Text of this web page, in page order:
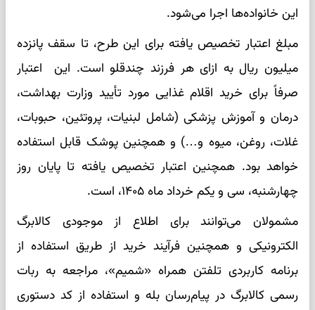
این خانواده‌ها اجرا می‌شود.
مبلغ اعتبار تخصیص یافته برای این طرح، تا سقف پانزده
میلیون ریال به ازای هر فرزند چندقلو است. این اعتبار
صرفاً برای خرید اقلام غذایی مورد تأیید وزارت بهداشت،
درمان و آموزش پزشکی (شامل لبنیات، پروتئین، حبوبات،
غلات، روغن، میوه و…) و همچنین پوشک قابل استفاده
خواهد بود. همچنین اعتبار تخصیص یافته تا پایان روز
چهارشنبه، سی و یکم خرداد ماه ۱۴۰۵، است.
مشمولان می‌توانند برای اطلاع از موجودی کالابرگ
الکترونیکی و همچنین فرآیند خرید از طریق استفاده از
برنامه کاربردی تلفتن همراه «شمیم»، مراجعه به ربات
رسمی کالابرگ در پیام‌رسان بله و استفاده از کد دستوری